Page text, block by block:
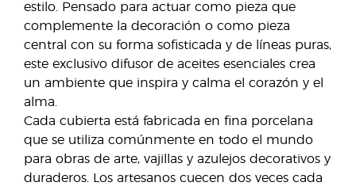
estilo. Pensado para actuar como pieza que
complemente la decoración o como pieza
central con su forma sofisticada y de líneas puras,
este exclusivo difusor de aceites esenciales crea
un ambiente que inspira y calma el corazón y el
alma.
Cada cubierta está fabricada en fina porcelana
que se utiliza comúnmente en todo el mundo
para obras de arte, vajillas y azulejos decorativos y
duraderos. Los artesanos cuecen dos veces cada